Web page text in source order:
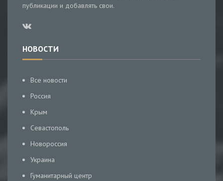
публикации и добавлять свои.
НОВОСТИ
Все новости
Россия
Крым
Севастополь
Новороссия
Украина
Гуманитарный центр